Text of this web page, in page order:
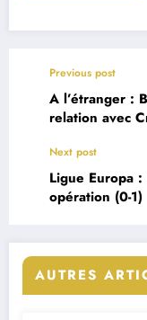
Previous post
A l’étranger :
relation avec
Next post
Ligue Europa
opération (0-1)
AUTRES